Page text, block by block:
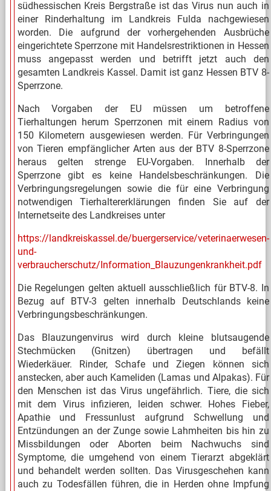
südhessischen Kreis Bergstraße ist das Virus nun auch in
einer Rinderhaltung im Landkreis Fulda nachgewiesen
worden. Die aufgrund der vorhergehenden Ausbrüche
eingerichtete Sperrzone mit Handelsrestriktionen in Hessen
muss angepasst werden und betrifft jetzt auch den
gesamten Landkreis Kassel. Damit ist ganz Hessen BTV 8-
Sperrzone.
Nach Vorgaben der EU müssen um betroffene
Tierhaltungen herum Sperrzonen mit einem Radius von
150 Kilometern ausgewiesen werden. Für Verbringungen
von Tieren empfänglicher Arten aus der BTV 8-Sperrzone
heraus gelten strenge EU-Vorgaben. Innerhalb der
Sperrzone gibt es keine Handelsbeschränkungen. Die
Verbringungsregelungen sowie die für eine Verbringung
notwendigen Tierhaltererklärungen finden Sie auf der
Internetseite des Landkreises unter
https://landkreiskassel.de/buergerservice/veterinaerwesen-
und-
verbraucherschutz/Information_Blauzungenkrankheit.pdf
Die Regelungen gelten aktuell ausschließlich für BTV-8. In
Bezug auf BTV-3 gelten innerhalb Deutschlands keine
Verbringungsbeschränkungen.
Das Blauzungenvirus wird durch kleine blutsaugende
Stechmücken (Gnitzen) übertragen und befällt
Wiederkäuer. Rinder, Schafe und Ziegen können sich
anstecken, aber auch Kameliden (Lamas und Alpakas). Für
den Menschen ist das Virus ungefährlich. Tiere, die sich
mit dem Virus infizieren, leiden schwer. Hohes Fieber,
Apathie und Fressunlust aufgrund Schwellung und
Entzündungen an der Zunge sowie Lahmheiten bis hin zu
Missbildungen oder Aborten beim Nachwuchs sind
Symptome, die umgehend von einem Tierarzt abgeklärt
und behandelt werden sollten. Das Virusgeschehen kann
auch zu Todesfällen führen, die in Herden ohne Impfung